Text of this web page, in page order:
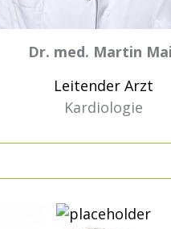
Dr. med. Martin
Leitender Arzt
Kardiologie